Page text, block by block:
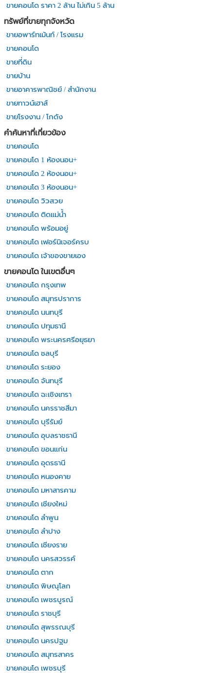
ขายคอนโด ราคา 2 ล้าน ไม่เกิน 5 ล้าน
ทรัพย์ที่ขายทุกจังหวัด
ขายอพาร์ทเม้นท์ / โรงแรม
ขายคอนโด
ขายที่ดิน
ขายบ้าน
ขายอาคารพาณิชย์ / สำนักงาน
ขายทาวน์เฮาส์
ขายโรงงาน / โกดัง
คำค้นหาที่เกี่ยวข้อง
ขายคอนโด
ขายคอนโด 1 ห้องนอน+
ขายคอนโด 2 ห้องนอน+
ขายคอนโด 3 ห้องนอน+
ขายคอนโด วิวสวย
ขายคอนโด ติดแม่น้ำ
ขายคอนโด พร้อมอยู่
ขายคอนโด เฟอร์นิเจอร์ครบ
ขายคอนโด เจ้าของขายเอง
ขายคอนโด ในเขตอื่นๆ
ขายคอนโด กรุงเทพ
ขายคอนโด สมุทรปราการ
ขายคอนโด นนทบุรี
ขายคอนโด ปทุมธานี
ขายคอนโด พระนครศรีอยุธยา
ขายคอนโด ชลบุรี
ขายคอนโด ระยอง
ขายคอนโด จันทบุรี
ขายคอนโด ฉะเชิงเทรา
ขายคอนโด นครราชสีมา
ขายคอนโด บุรีรัมย์
ขายคอนโด อุบลราชธานี
ขายคอนโด ขอนแก่น
ขายคอนโด อุดรธานี
ขายคอนโด หนองคาย
ขายคอนโด มหาสารคาม
ขายคอนโด เชียงใหม่
ขายคอนโด ลำพูน
ขายคอนโด ลำปาง
ขายคอนโด เชียงราย
ขายคอนโด นครสวรรค์
ขายคอนโด ตาก
ขายคอนโด พิษณุโลก
ขายคอนโด เพชรบูรณ์
ขายคอนโด ราชบุรี
ขายคอนโด สุพรรณบุรี
ขายคอนโด นครปฐม
ขายคอนโด สมุทรสาคร
ขายคอนโด เพชรบุรี